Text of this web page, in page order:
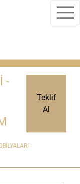
-
Teklif
Al
-